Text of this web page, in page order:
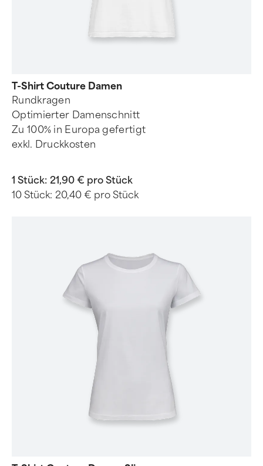
T-Shirt Couture Damen
Rundkragen
Optimierter Damenschnitt
Zu 100% in Europa gefertigt
exkl. Druckkosten
1 Stück: 21,90 € pro Stück
10 Stück: 20,40 € pro Stück